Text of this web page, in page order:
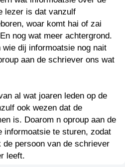
lezer is dat vanzulf
woar komt hai of zai
nog wat meer achtergrond.
wie dij informoatsie nog nait
aan de schriever ons wat
al wat joaren leden op de
ook wezen dat de
is. Doarom n oproup aan de
informoatsie te sturen, zodat
persoon van de schriever
leeft.